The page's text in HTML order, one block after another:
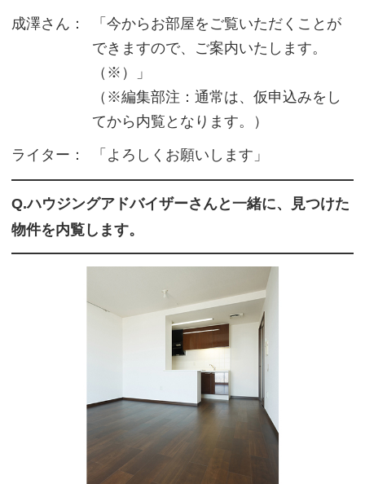
成澤さん：
「今からお部屋をご覧いただくことが
できますので、ご案内いたします。
（※）」
（※編集部注：通常は、仮申込みをし
てから内覧となります。）
ライター： 「よろしくお願いします」
Q.ハウジングアドバイザーさんと一緒に、見つけた
物件を内覧します。